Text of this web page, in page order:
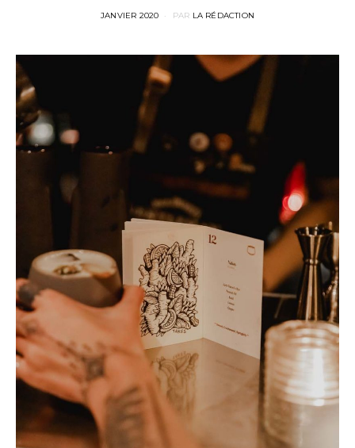
POSTED
JANVIER 2020 PAR LA RÉDACTION